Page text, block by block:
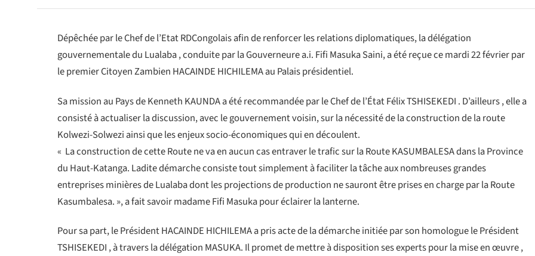
Dépêchée par le Chef de l’Etat RDCongolais afin de renforcer les relations diplomatiques, la délégation
gouvernementale du Lualaba , conduite par la Gouverneure a.i. Fifi Masuka Saini, a été reçue ce mardi 22 février par
le premier Citoyen Zambien HACAINDE HICHILEMA au Palais présidentiel.
Sa mission au Pays de Kenneth KAUNDA a été recommandée par le Chef de l’État Félix TSHISEKEDI . D’ailleurs , elle a
consisté à actualiser la discussion, avec le gouvernement voisin, sur la nécessité de la construction de la route
Kolwezi-Solwezi ainsi que les enjeux socio-économiques qui en découlent.
« La construction de cette Route ne va en aucun cas entraver le trafic sur la Route KASUMBALESA dans la Province
du Haut-Katanga. Ladite démarche consiste tout simplement à faciliter la tâche aux nombreuses grandes
entreprises minières de Lualaba dont les projections de production ne sauront être prises en charge par la Route
Kasumbalesa. », a fait savoir madame Fifi Masuka pour éclairer la lanterne.
Pour sa part, le Président HACAINDE HICHILEMA a pris acte de la démarche initiée par son homologue le Président
TSHISEKEDI , à travers la délégation MASUKA. Il promet de mettre à disposition ses experts pour la mise en œuvre ,